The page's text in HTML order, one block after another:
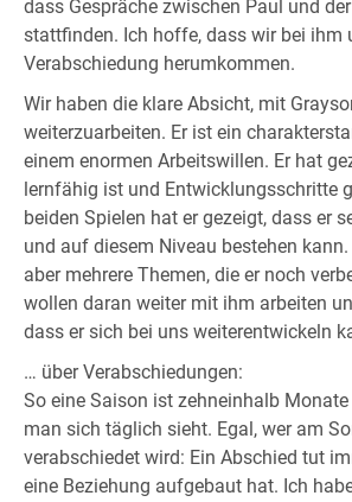
dass Gespräche zwischen Paul und
stattfinden. Ich hoffe, dass wir bei ihm
Verabschiedung herumkommen.
Wir haben die klare Absicht, mit
weiterzuarbeiten. Er ist ein
einem enormen Arbeitswillen. Er hat
lernfähig ist und Entwicklungsschritte
beiden Spielen hat er gezeigt, dass er
und auf diesem Niveau bestehen
aber mehrere Themen, die er noch
wollen daran weiter mit ihm arbeiten
dass er sich bei uns weiterentwickeln
… über Verabschiedungen:
So eine Saison ist zehneinhalb
man sich täglich sieht. Egal, wer am
verabschiedet wird: Ein Abschied tut
eine Beziehung aufgebaut hat. Ich